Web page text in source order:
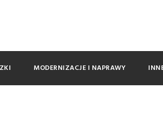
MODERNIZACJE I NAPRAWY